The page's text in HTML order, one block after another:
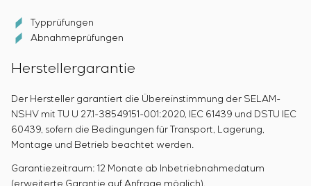
Typprüfungen
Abnahmeprüfungen
Herstellergarantie
Der Hersteller garantiert die Übereinstimmung der SELAM-
NSHV mit TU U 27.1-38549151-001:2020, IEC 61439 und DSTU IEC
60439, sofern die Bedingungen für Transport, Lagerung,
Montage und Betrieb beachtet werden.
Garantiezeitraum: 12 Monate ab Inbetriebnahmedatum